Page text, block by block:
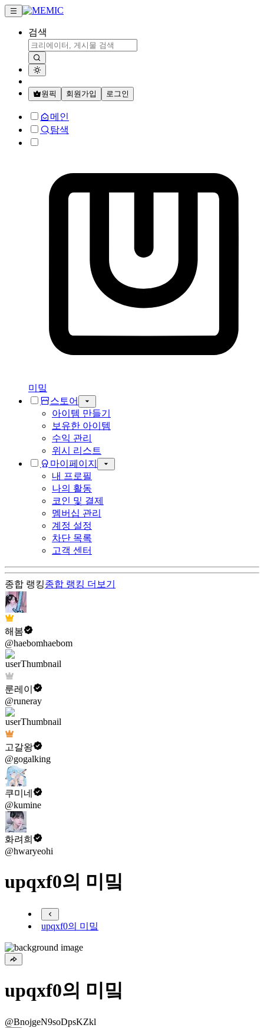
검색
원픽 회원가입 로그인
메인
탐색
미밐
스토어
아이템 만들기
보유한 아이템
수익 관리
위시 리스트
마이페이지
내 프로필
나의 활동
코인 및 결제
멤버십 관리
계정 설정
차단 목록
고객 센터
종합 랭킹종합 랭킹 더보기
해봄
@haebomhaebom
룬레이
@runeray
고갈왕
@gogalking
쿠미네
@kumine
화려희
@hwaryeohi
upqxf0의 미밐
upqxf0의 미밐
upqxf0의 미밐
@BnojgeN9soDpsKZkl